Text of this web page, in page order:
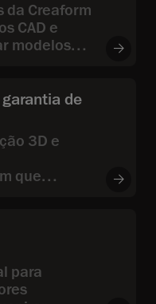
da Creaform
CAD e
modelos
de
3D e
que
a
para